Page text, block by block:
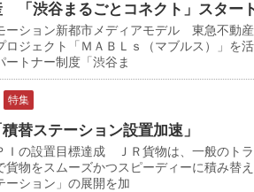
渋谷まるごとコネクト」スター
ーション新都市メディアモデル 東急不動産
ロジェクト「ＭＡＢＬｓ（マブルス）」を活
トナー制度「渋谷ま
特集
替ステーション設置加速」
Ｉの設置目標達成 ＪＲ貨物は、一般のトラ
貨物をスムーズかつスピーディーに積み替え
ーション」の展開を加